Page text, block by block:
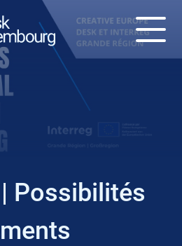
Possibilités